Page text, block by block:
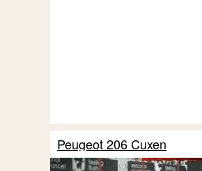
Peugeot 206 Cuxen